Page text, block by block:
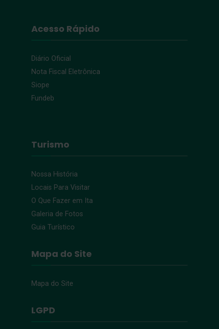
Acesso Rápido
Diário Oficial
Nota Fiscal Eletrônica
Siope
Fundeb
Turismo
Nossa História
Locais Para Visitar
O Que Fazer em Ita
Galeria de Fotos
Guia Turístico
Mapa do Site
Mapa do Site
LGPD